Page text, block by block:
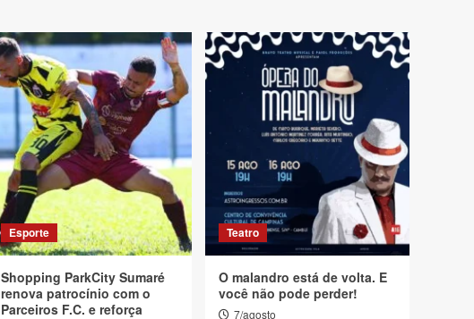
Esporte
Shopping ParkCity Sumaré
renova patrocínio com o
Parceiros F.C. e reforça
Teatro
O malandro está de volta. E
você não pode perder!
7/agosto